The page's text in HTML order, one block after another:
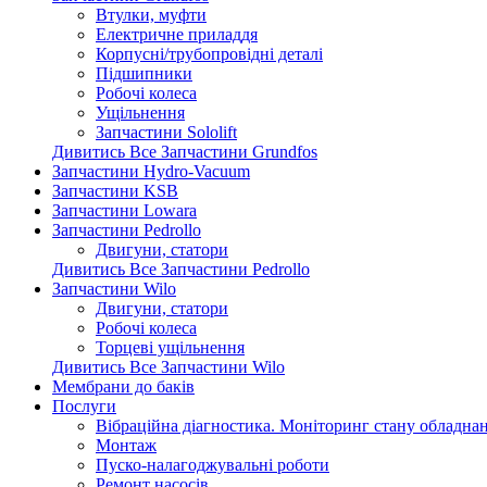
Втулки, муфти
Електричне приладдя
Корпусні/трубопровідні деталі
Підшипники
Робочі колеса
Ущільнення
Запчастини Sololift
Дивитись Все Запчастини Grundfos
Запчастини Hydro-Vacuum
Запчастини KSB
Запчастини Lowara
Запчастини Pedrollo
Двигуни, статори
Дивитись Все Запчастини Pedrollo
Запчастини Wilo
Двигуни, статори
Робочі колеса
Торцеві ущільнення
Дивитись Все Запчастини Wilo
Мембрани до баків
Послуги
Вібраційна діагностика. Моніторинг стану
Монтаж
Пуско-налагоджувальні роботи